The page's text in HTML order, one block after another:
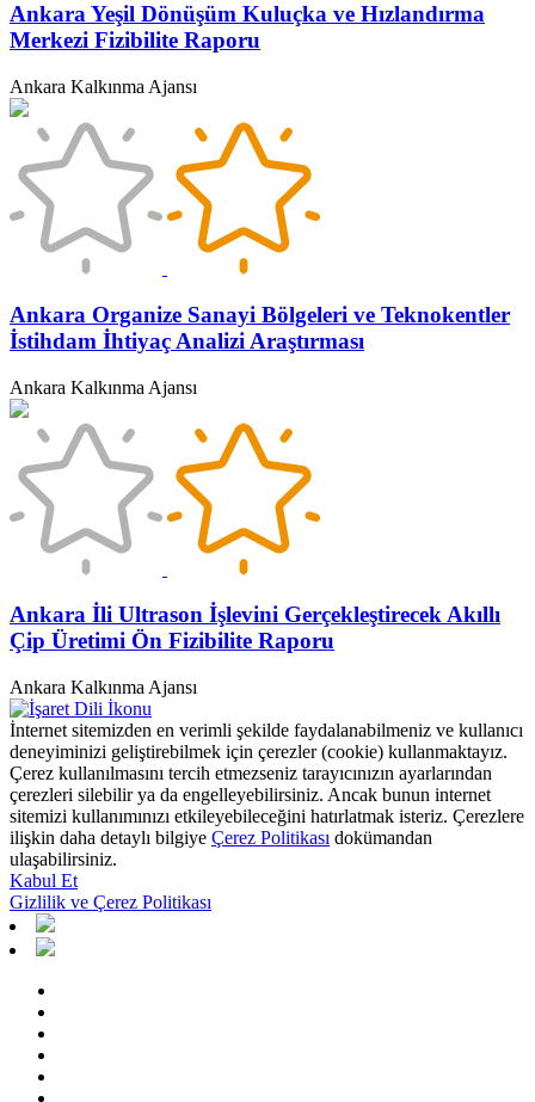
Ankara Yeşil Dönüşüm Kuluçka ve Hızlandırma
Merkezi Fizibilite Raporu
Ankara Kalkınma Ajansı
Ankara Organize Sanayi Bölgeleri ve Teknokentler
İstihdam İhtiyaç Analizi Araştırması
Ankara Kalkınma Ajansı
Ankara İli Ultrason İşlevini Gerçekleştirecek Akıllı
Çip Üretimi Ön Fizibilite Raporu
Ankara Kalkınma Ajansı
İnternet sitemizden en verimli şekilde faydalanabilmeniz ve kullanıcı
deneyiminizi geliştirebilmek için çerezler (cookie) kullanmaktayız.
Çerez kullanılmasını tercih etmezseniz tarayıcınızın ayarlarından
çerezleri silebilir ya da engelleyebilirsiniz. Ancak bunun internet
sitemizi kullanımınızı etkileyebileceğini hatırlatmak isteriz. Çerezlere
ilişkin daha detaylı bilgiye Çerez Politikası dokümandan
ulaşabilirsiniz.
Kabul Et
Gizlilik ve Çerez Politikası